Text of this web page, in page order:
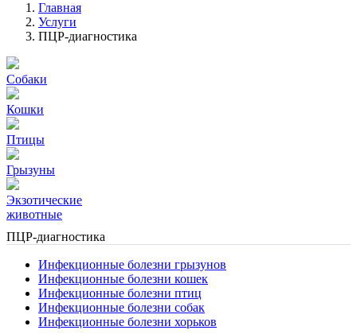
Главная
Услуги
ПЦР-диагностика
Собаки
Кошки
Птицы
Грызуны
Экзотические
животные
ПЦР-диагностика
Инфекционные болезни грызунов
Инфекционные болезни кошек
Инфекционные болезни птиц
Инфекционные болезни собак
Инфекционные болезни хорьков